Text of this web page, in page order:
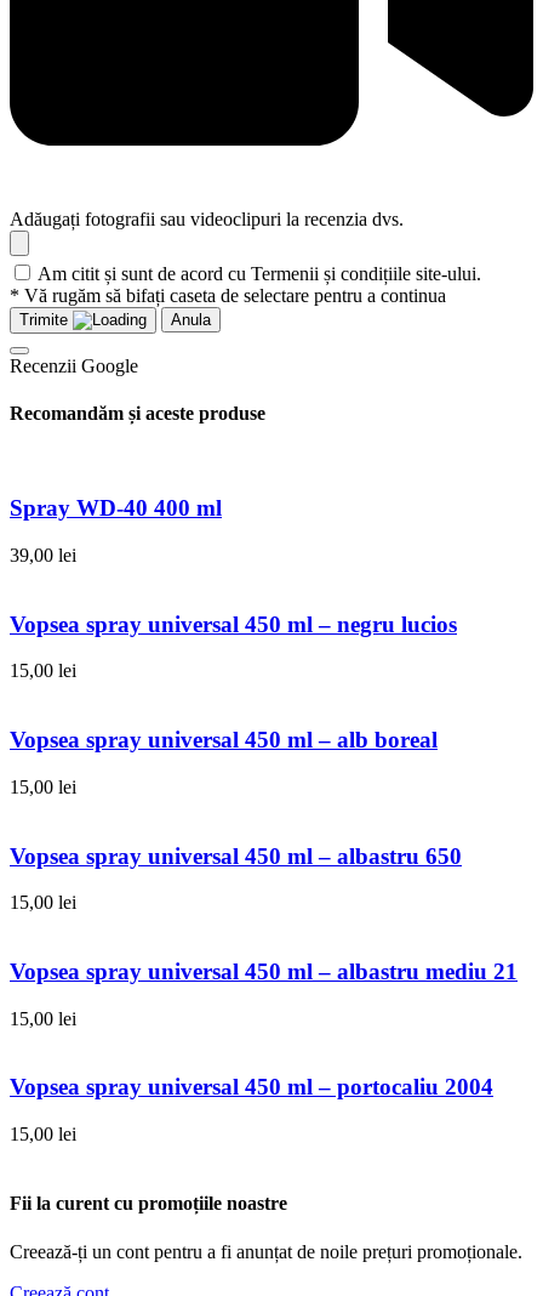
Adăugați fotografii sau videoclipuri la recenzia dvs.
Am citit și sunt de acord cu Termenii și condițiile site-ului.
* Vă rugăm să bifați caseta de selectare pentru a continua
Trimite Anula
Recenzii Google
Recomandăm și aceste produse
Spray WD-40 400 ml
39,00 lei
Vopsea spray universal 450 ml – negru lucios
15,00 lei
Vopsea spray universal 450 ml – alb boreal
15,00 lei
Vopsea spray universal 450 ml – albastru 650
15,00 lei
Vopsea spray universal 450 ml – albastru mediu 21
15,00 lei
Vopsea spray universal 450 ml – portocaliu 2004
15,00 lei
Fii la curent cu promoțiile noastre
Creează-ți un cont pentru a fi anunțat de noile prețuri promoționale.